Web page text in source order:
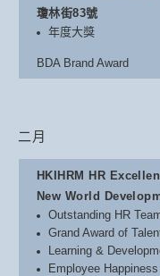
瓊林街83號
年度大獎
BDA Brand Award
二月
HKIHRM HR
New World
Outstanding HR
Grand Award of
Learning &
Employee